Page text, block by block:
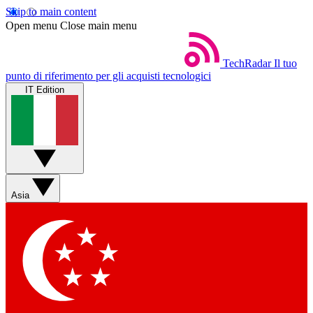
Skip to main content
Open menu Close main menu
TechRadar Il tuo
punto di riferimento per gli acquisti tecnologici
IT Edition
Asia